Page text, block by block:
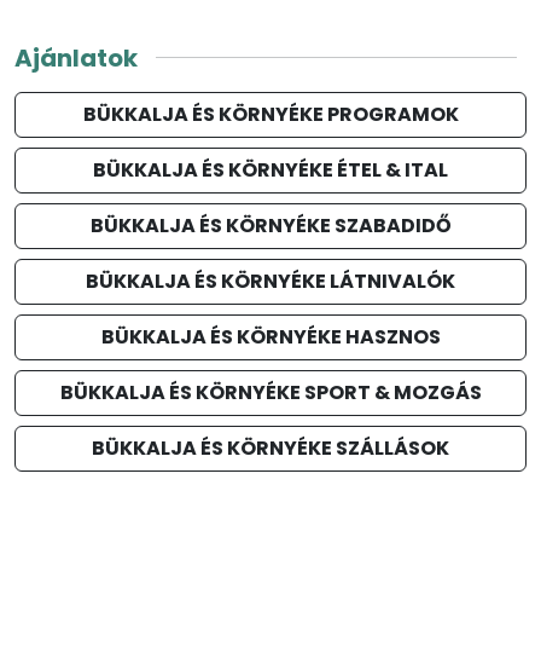
Ajánlatok
BÜKKALJA ÉS KÖRNYÉKE PROGRAMOK
BÜKKALJA ÉS KÖRNYÉKE ÉTEL & ITAL
BÜKKALJA ÉS KÖRNYÉKE SZABADIDŐ
BÜKKALJA ÉS KÖRNYÉKE LÁTNIVALÓK
BÜKKALJA ÉS KÖRNYÉKE HASZNOS
BÜKKALJA ÉS KÖRNYÉKE SPORT & MOZGÁS
BÜKKALJA ÉS KÖRNYÉKE SZÁLLÁSOK